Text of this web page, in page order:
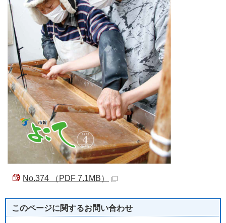
No.374 （PDF 7.1MB）
このページに関するお問い合わせ